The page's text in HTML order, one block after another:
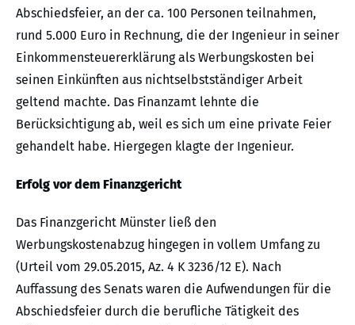
Abschiedsfeier, an der ca. 100 Personen teilnahmen,
rund 5.000 Euro in Rechnung, die der Ingenieur in seiner
Einkommensteuererklärung als Werbungskosten bei
seinen Einkünften aus nichtselbstständiger Arbeit
geltend machte. Das Finanzamt lehnte die
Berücksichtigung ab, weil es sich um eine private Feier
gehandelt habe. Hiergegen klagte der Ingenieur.
Erfolg vor dem Finanzgericht
Das Finanzgericht Münster ließ den
Werbungskostenabzug hingegen in vollem Umfang zu
(Urteil vom 29.05.2015, Az. 4 K 3236/12 E). Nach
Auffassung des Senats waren die Aufwendungen für die
Abschiedsfeier durch die berufliche Tätigkeit des